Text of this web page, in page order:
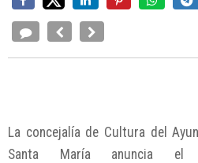
La concejalía de Cultura del
Santa María anuncia el